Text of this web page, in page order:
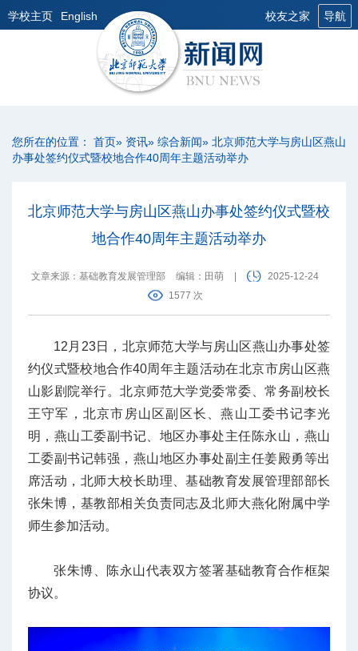
学校主页 English 校友之家 导航
您所在的位置： 首页» 资讯» 综合新闻» 北京师范大学与房山区燕山
办事处签约仪式暨校地合作40周年主题活动举办
北京师范大学与房山区燕山办事处签约仪式暨校
地合作40周年主题活动举办
文章来源：基础教育发展管理部 编辑：田萌
2025-12-24
1577 次
12月23日，北京师范大学与房山区燕山办事处签
约仪式暨校地合作40周年主题活动在北京市房山区燕
山影剧院举行。北京师范大学党委常委、常务副校长
王守军，北京市房山区副区长、燕山工委书记李光
明，燕山工委副书记、地区办事处主任陈永山，燕山
工委副书记韩强，燕山地区办事处副主任姜殿勇等出
席活动，北师大校长助理、基础教育发展管理部部长
张朱博，基教部相关负责同志及北师大燕化附属中学
师生参加活动。
张朱博、陈永山代表双方签署基础教育合作框架
协议。